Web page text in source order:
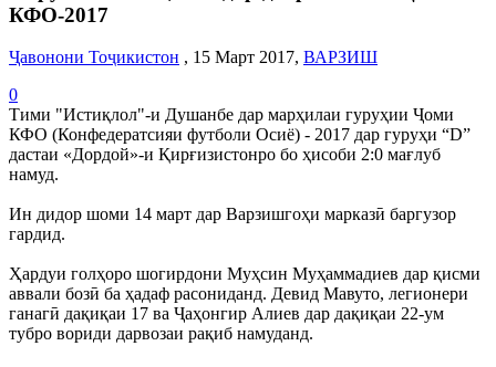
КФО-2017
Ҷавонони Тоҷикистон , 15 Март 2017, ВАРЗИШ
0
Тими "Истиқлол"-и Душанбе дар марҳилаи гуруҳии Ҷоми
КФО (Конфедератсияи футболи Осиё) - 2017 дар гуруҳи “D”
дастаи «Дордой»-и Қирғизистонро бо ҳисоби 2:0 мағлуб
намуд.
Ин дидор шоми 14 март дар Варзишгоҳи марказӣ баргузор
гардид.
Ҳардуи голҳоро шогирдони Муҳсин Муҳаммадиев дар қисми
аввали бозӣ ба ҳадаф расониданд. Девид Мавуто, легионери
ганагӣ дақиқаи 17 ва Ҷаҳонгир Алиев дар дақиқаи 22-ум
тубро вориди дарвозаи рақиб намуданд.